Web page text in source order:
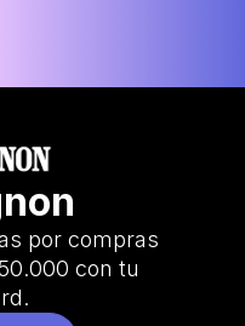
por compras
con tu